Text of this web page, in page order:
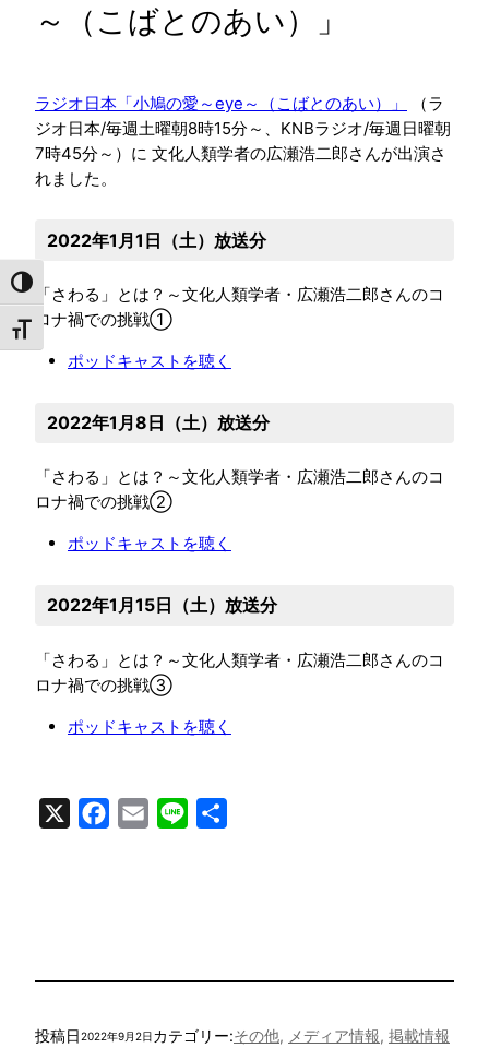
コントラスト
文字サイズ
～（こばとのあい）」
ラジオ日本「小鳩の愛～eye～（こばとのあい）」
（ラ
ジオ日本/毎週土曜朝8時15分～、KNBラジオ/毎週日曜朝
7時45分～）に 文化人類学者の広瀬浩二郎さんが出演さ
れました。
2022年1月1日（土）放送分
「さわる」とは？～文化人類学者・広瀬浩二郎さんのコ
ロナ禍での挑戦①
ポッドキャストを聴く
2022年1月8日（土）放送分
「さわる」とは？～文化人類学者・広瀬浩二郎さんのコ
ロナ禍での挑戦②
ポッドキャストを聴く
2022年1月15日（土）放送分
「さわる」とは？～文化人類学者・広瀬浩二郎さんのコ
ロナ禍での挑戦③
ポッドキャストを聴く
Facebook
Email Line
投稿日2022年9月2日カテゴリー:その他, メディア情報, 掲載情報